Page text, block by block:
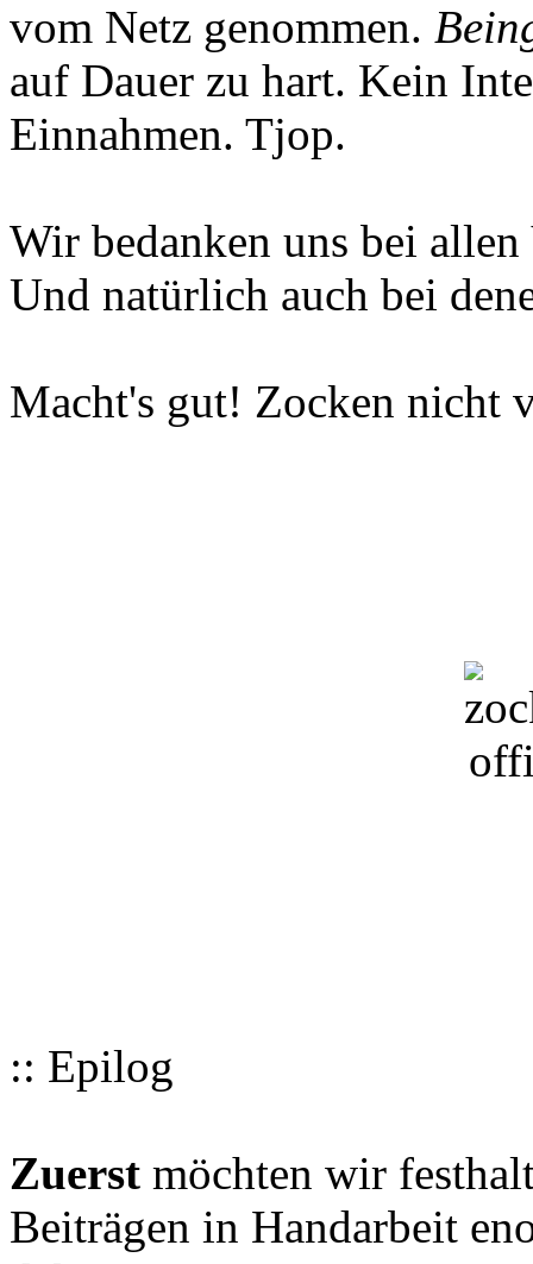
vom Netz genommen.
auf Dauer zu hart. Kein
Einnahmen. Tjop.
Wir bedanken uns bei
Und natürlich auch bei
Macht's gut! Zocken nicht
:: Epilog
Zuerst möchten wir
Beiträgen in Handarbeit